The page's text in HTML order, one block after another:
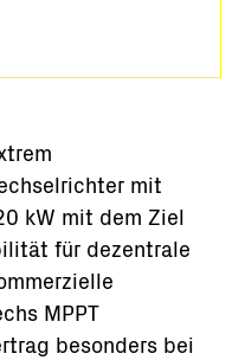
mit
kW mit dem Ziel
für dezentrale
MPPT
besonders bei